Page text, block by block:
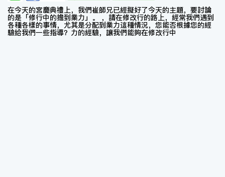
在今天的宮慶典禮上，我們崔師兄已經擬好了今天的主題，要討論
的是「修行中的擔到業力」。 ，請在修改行的路上，經常我們遇到
各種各樣的事情，尤其是分配到業力這種情況，您能否根據您的經
驗給我們一些指導？力的經驗，讓我們能夠在修改行中